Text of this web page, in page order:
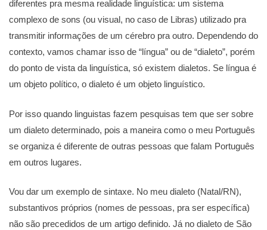
diferentes pra mesma realidade linguística: um sistema
complexo de sons (ou visual, no caso de Libras) utilizado pra
transmitir informações de um cérebro pra outro. Dependendo do
contexto, vamos chamar isso de “língua” ou de “dialeto”, porém
do ponto de vista da linguística, só existem dialetos. Se língua é
um objeto político, o dialeto é um objeto linguístico.
Por isso quando linguistas fazem pesquisas tem que ser sobre
um dialeto determinado, pois a maneira como o meu Português
se organiza é diferente de outras pessoas que falam Português
em outros lugares.
Vou dar um exemplo de sintaxe. No meu dialeto (Natal/RN),
substantivos próprios (nomes de pessoas, pra ser específica)
não são precedidos de um artigo definido. Já no dialeto de São